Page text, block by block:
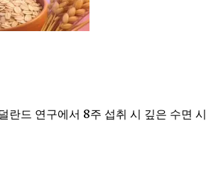
란드 연구에서 8주 섭취 시 깊은 수면 시